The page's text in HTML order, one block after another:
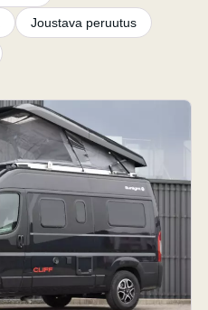
Joustava peruutus